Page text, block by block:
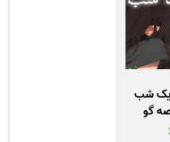
یک شب